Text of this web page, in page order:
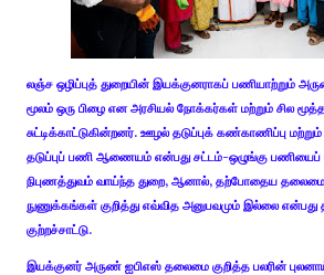
லஞ்ச ஒழிப்புத் துறையின் இயக்குனராகப் பணியாற்றும்
மூலம் ஒரு பிழை என அரசியல் நோக்கர்கள் மற்றும் சில
சுட்டிக்காட்டுகின்றனர். ஊழல் தடுப்புக் கண்காணிப்பு
தடுப்புப் பணி ஆணையம் என்பது சட்டம்-ஒழுங்கு பணியைப்
நிபுணத்துவம் வாய்ந்த துறை, ஆனால், தற்போதைய
நுணுக்கங்கள் குறித்து எவ்வித அனுபவமும் இல்லை
குற்றச்சாட்டு.
இயக்குனர் அருண் ஐபிஎஸ் தலைமை குறித்த பலரின்